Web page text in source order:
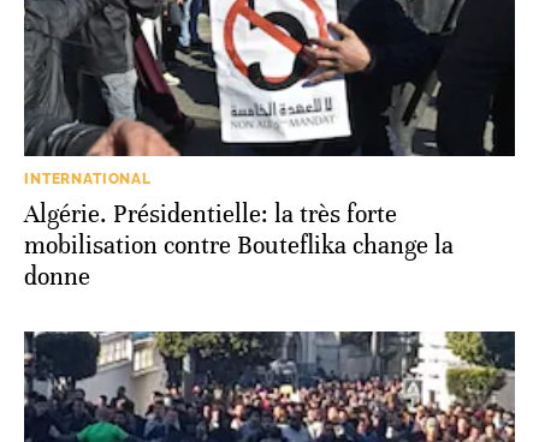
INTERNATIONAL
Algérie. Présidentielle: la très forte
mobilisation contre Bouteflika change la
donne